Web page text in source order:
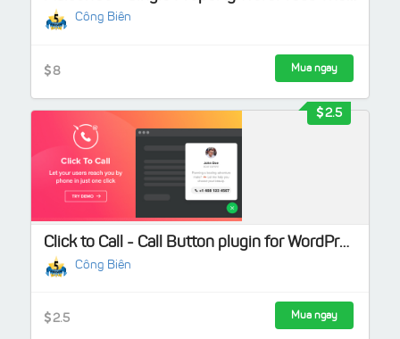
Công Biên
8 Mua ngay
Click to Call - Call Button plugin for WordPress
Công Biên
2.5 Mua ngay
2.5